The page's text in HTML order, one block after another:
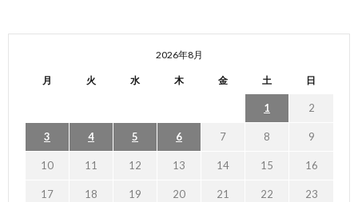
2026年8月
月 火 水 木 金 土 日
1 2
3 4 5 6 7 8 9
10 11 12 13 14 15 16
17 18 19 20 21 22 23